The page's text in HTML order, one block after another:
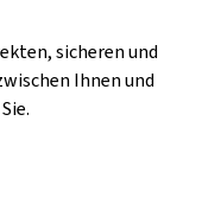
sicheren und
Ihnen und